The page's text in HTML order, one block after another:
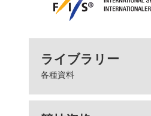
ライブラリー
各種資料